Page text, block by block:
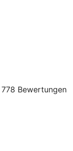
778 Bewertungen